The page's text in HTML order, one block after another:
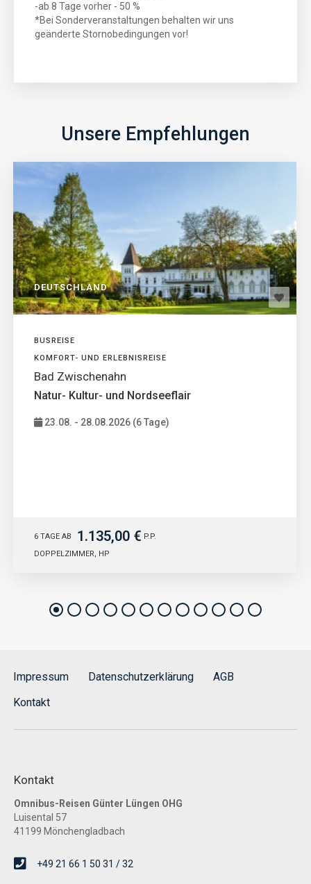
-ab 8 Tage vorher - 50 %
*Bei Sonderveranstaltungen behalten wir uns
geänderte Stornobedingungen vor!
Unsere Empfehlungen
DEUTSCHLAND
BUSREISE
KOMFORT- UND ERLEBNISREISE
Bad Zwischenahn
Natur- Kultur- und Nordseeflair
23.08. - 28.08.2026 (6 Tage)
6 TAGE AB 1.135,00 € P.P.
DOPPELZIMMER, HP
Impressum Datenschutzerklärung
AGB
Kontakt
Kontakt
Omnibus-Reisen Günter Lüngen OHG
Luisental 57
41199 Mönchengladbach
+49 21 66 1 50 31 / 32